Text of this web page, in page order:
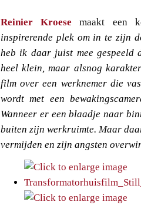
Reinier Kroese
maakt een
inspirerende plek om in te zijn
heb ik daar juist mee
heel klein, maar alsnog
film over een werknemer die
wordt met een
Wanneer er een blaadje naar
buiten zijn werkruimte. Maar
vermijden en zijn angsten